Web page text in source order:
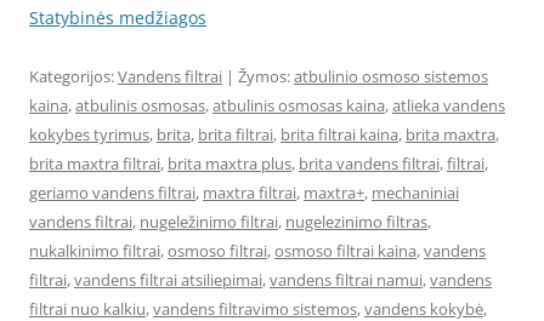
Statybinės medžiagos
Kategorijos:Vandens filtrai | Žymos:atbulinio osmoso sistemos
kaina,atbulinis osmosas,atbulinis osmosas kaina,atlieka vandens
kokybes tyrimus, brita, brita filtrai, brita filtrai kaina, brita maxtra,
brita maxtra filtrai, brita maxtra plus, brita vandens filtrai,filtrai,
geriamo vandens filtrai, maxtra filtrai, maxtra+, mechaniniai
vandens filtrai, nugeležinimo filtrai, nugelezinimo filtras,
nukalkinimo filtrai,osmoso filtrai,osmoso filtrai kaina,vandens
filtrai,vandens filtrai atsiliepimai,vandens filtrai namui,vandens
filtrai nuo kalkiu,vandens filtravimo sistemos,vandens kokybė,